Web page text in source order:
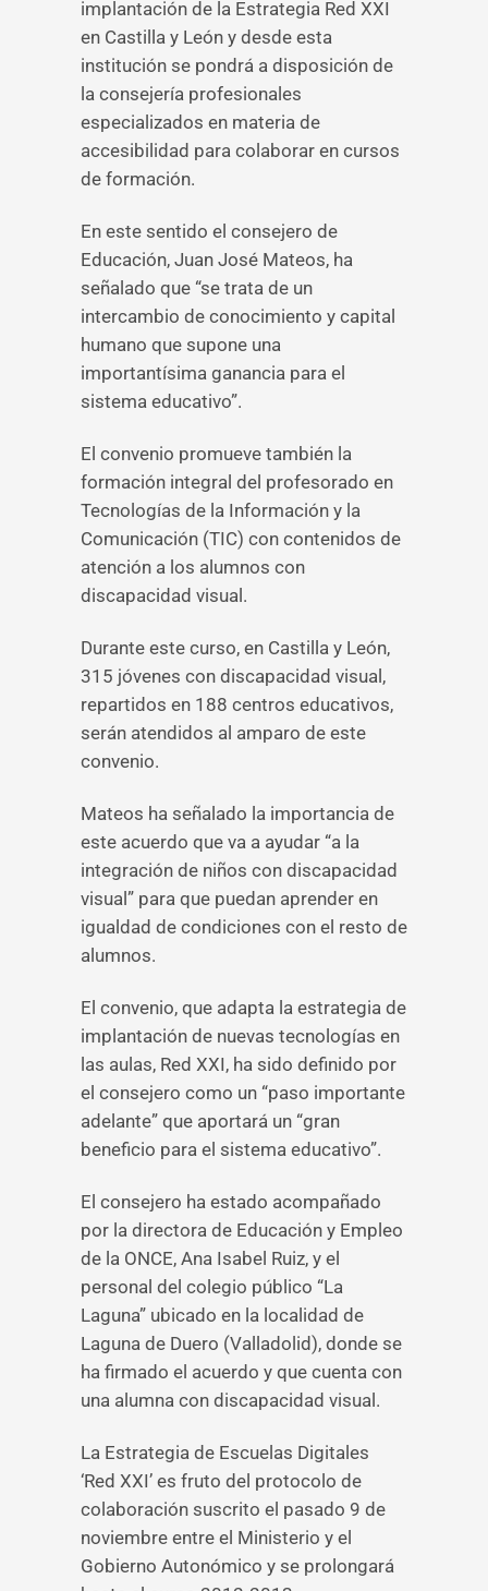
implantación de la Estrategia Red XXI
en Castilla y León y desde esta
institución se pondrá a disposición de
la consejería profesionales
especializados en materia de
accesibilidad para colaborar en cursos
de formación.
En este sentido el consejero de
Educación, Juan José Mateos, ha
señalado que “se trata de un
intercambio de conocimiento y capital
humano que supone una
importantísima ganancia para el
sistema educativo”.
El convenio promueve también la
formación integral del profesorado en
Tecnologías de la Información y la
Comunicación (TIC) con contenidos de
atención a los alumnos con
discapacidad visual.
Durante este curso, en Castilla y León,
315 jóvenes con discapacidad visual,
repartidos en 188 centros educativos,
serán atendidos al amparo de este
convenio.
Mateos ha señalado la importancia de
este acuerdo que va a ayudar “a la
integración de niños con discapacidad
visual” para que puedan aprender en
igualdad de condiciones con el resto de
alumnos.
El convenio, que adapta la estrategia de
implantación de nuevas tecnologías en
las aulas, Red XXI, ha sido definido por
el consejero como un “paso importante
adelante” que aportará un “gran
beneficio para el sistema educativo”.
El consejero ha estado acompañado
por la directora de Educación y Empleo
de la ONCE, Ana Isabel Ruiz, y el
personal del colegio público “La
Laguna” ubicado en la localidad de
Laguna de Duero (Valladolid), donde se
ha firmado el acuerdo y que cuenta con
una alumna con discapacidad visual.
La Estrategia de Escuelas Digitales
‘Red XXI’ es fruto del protocolo de
colaboración suscrito el pasado 9 de
noviembre entre el Ministerio y el
Gobierno Autonómico y se prolongará